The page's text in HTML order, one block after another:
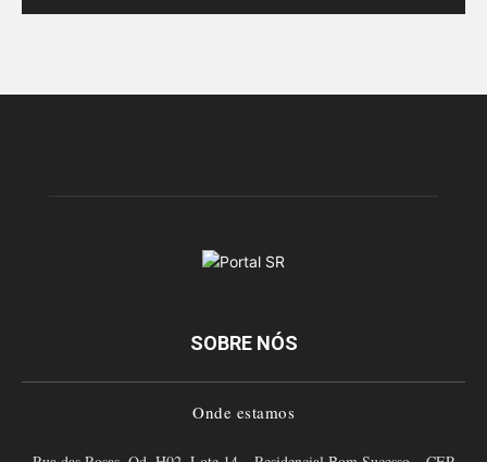
SOBRE NÓS
Onde estamos